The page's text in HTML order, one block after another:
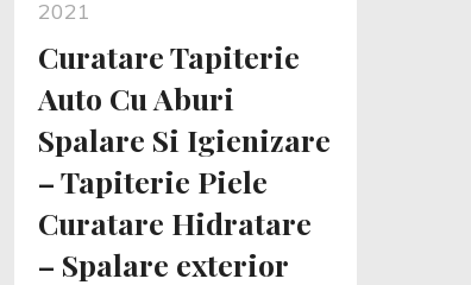
2021
Curatare Tapiterie
Auto Cu Aburi
Spalare Si Igienizare
– Tapiterie Piele
Curatare Hidratare
– Spalare exterior